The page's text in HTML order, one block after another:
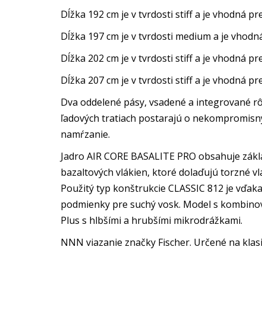
Dĺžka 192 cm je v tvrdosti stiff a je vhodná
Dĺžka 197 cm je v tvrdosti medium a je
Dĺžka 202 cm je v tvrdosti stiff a je vhodná
Dĺžka 207 cm je v tvrdosti stiff a je vhodná
Dva oddelené pásy, vsadené a integrované
ľadových tratiach postarajú o
namŕzanie.
Jadro AIR CORE BASALITE PRO obsahuje
bazaltových vlákien, ktoré dolaďujú torzné
Použitý typ konštrukcie CLASSIC 812 je
podmienky pre suchý vosk. Model s
Plus s hlbšími a hrubšími mikrodrážkami.
NNN viazanie značky Fischer. Určené na